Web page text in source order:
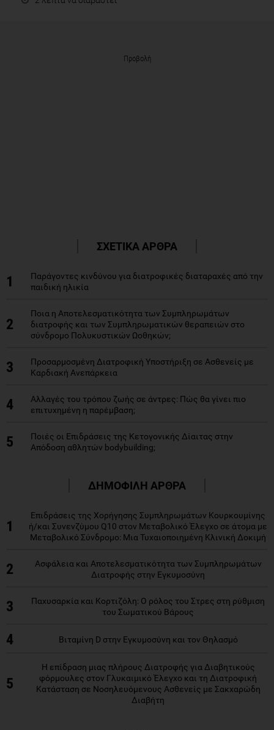
Προβολή
ΣΧΕΤΙΚΑ ΑΡΘΡΑ
1
Παράγοντες κινδύνου για διατροφικές διαταραχές από την
παιδική ηλικία
2
Ποια η Αποτελεσματικότητα των Συμπληρωμάτων
διατροφής και των Συμπληρωματικών θεραπειών στο
σύνδρομο Πολυκυστικών Ωοθηκών;
3
Προσαρμοσμένη Διατροφική Υποστήριξη σε Ασθενείς με
Καρδιακή Ανεπάρκεια
4
Αλλαγές του τρόπου ζωής σε άντρες: Πώς θα γίνει πιο
επιτυχημένη η παρέμβαση;
5
Ποιές οι Επιδράσεις της Κετογονικής Δίαιτας στην
Απόδοση αθλητών bodybuilding;
ΔΗΜΟΦΙΛΗ ΑΡΘΡΑ
1
Επιδράσεις της Χορήγησης Συμπληρωμάτων Κουρκουμίνης
ή/και Συνενζύμου Q10 στον Μεταβολικό Έλεγχο σε άτομα με
Μεταβολικό Σύνδρομο: Μια Τυχαιοποιημένη Κλινική Δοκιμή
2
Ασφάλεια και Αποτελεσματικότητα των Συμπληρωμάτων
Διατροφής στην Εγκυμοσύνη
3
Παχυσαρκία και Κορτιζόλη: Ο ρόλος του Στρες στη ρύθμιση
του Σωματικού Βάρους
4 Βιταμίνη D στην Εγκυμοσύνη και τον Θηλασμό
5
Η επίδραση μιας πλήρους Διατροφής για Διαβητικούς
φόρμουλες στον Γλυκαιμικό Έλεγχο και τη Διατροφική
Κατάσταση σε Νοσηλευόμενους Ασθενείς με Σακχαρώδη
Διαβήτη